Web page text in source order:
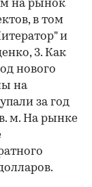
на рынок
в том
и
3. Как
нового
на
за год
м. На рынке